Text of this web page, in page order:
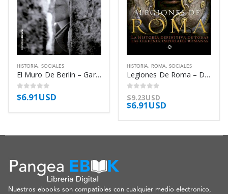
HISTORIA, SOCIALES
El Muro De Berlin – Garzon Dionisio
0out of 5
$6.91USD
HISTORIA, ROMA, SOCIALES
Legiones De Roma – Dando Collins Stephen
0out of 5
$9.23USD
$6.91USD
Nuestros ebooks son compatibles con cualquier medio electronico,